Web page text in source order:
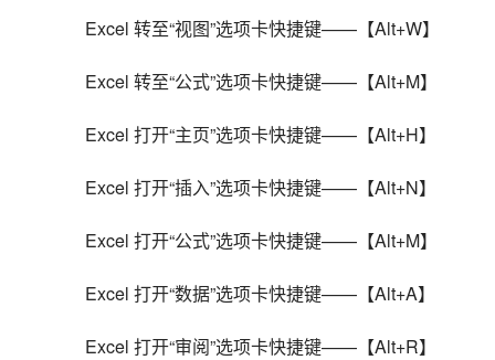
Excel 转至“视图”选项卡快捷键——【Alt+W】
Excel 转至“公式”选项卡快捷键——【Alt+M】
Excel 打开“主页”选项卡快捷键——【Alt+H】
Excel 打开“插入”选项卡快捷键——【Alt+N】
Excel 打开“公式”选项卡快捷键——【Alt+M】
Excel 打开“数据”选项卡快捷键——【Alt+A】
Excel 打开“审阅”选项卡快捷键——【Alt+R】